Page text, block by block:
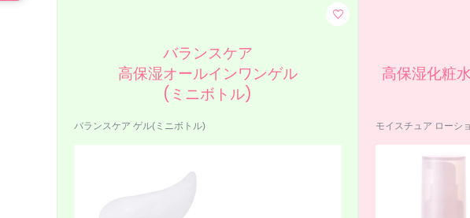
バランスケア
高保湿オールインワンゲル
(ミニボトル)
バランスケア ゲル(ミニボトル)
高保湿化粧
モイスチュア ローシ